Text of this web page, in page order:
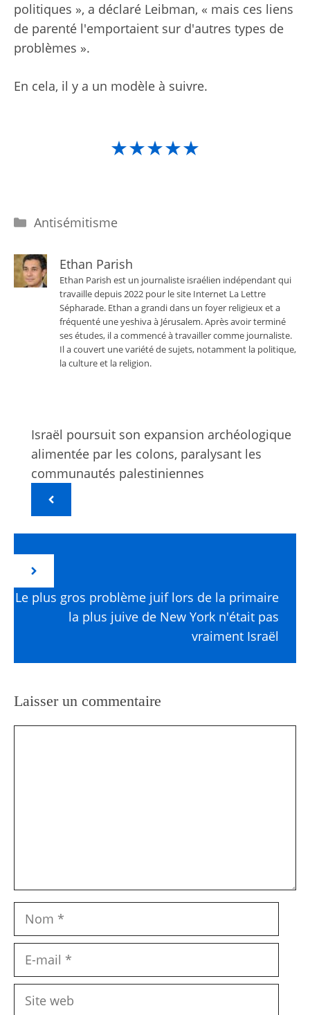
politiques », a déclaré Leibman, « mais ces liens
de parenté l'emportaient sur d'autres types de
problèmes ».
En cela, il y a un modèle à suivre.
★★★★★
Catégories
Antisémitisme
Ethan Parish
Ethan Parish est un journaliste israélien indépendant qui
travaille depuis 2022 pour le site Internet La Lettre
Sépharade. Ethan a grandi dans un foyer religieux et a
fréquenté une yeshiva à Jérusalem. Après avoir terminé
ses études, il a commencé à travailler comme journaliste.
Il a couvert une variété de sujets, notamment la politique,
la culture et la religion.
Israël poursuit son expansion archéologique
alimentée par les colons, paralysant les
communautés palestiniennes
Le plus gros problème juif lors de la primaire
la plus juive de New York n'était pas
vraiment Israël
Laisser un commentaire
Nom
Site